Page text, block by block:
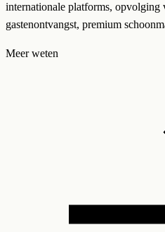
internationale platforms, opvolging
gastenontvangst, premium
Meer weten